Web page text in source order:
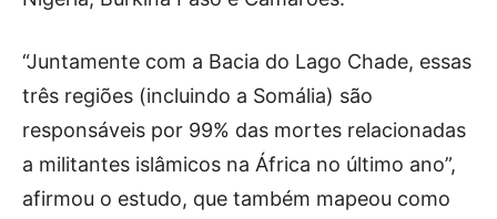
“Juntamente com a Bacia do Lago Chade, essas
três regiões (incluindo a Somália) são
responsáveis por 99% das mortes relacionadas
a militantes islâmicos na África no último ano”,
afirmou o estudo, que também mapeou como